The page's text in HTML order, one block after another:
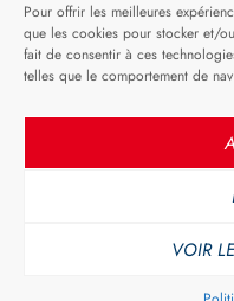
Pour offrir les meilleures
que les cookies pour stocker et/
fait de consentir à ces
telles que le comportement de
VOIR